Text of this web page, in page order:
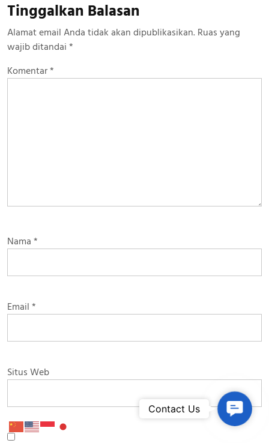
Tinggalkan Balasan
Alamat email Anda tidak akan dipublikasikan. Ruas yang
wajib ditandai *
Komentar*
Nama *
Email *
Situs Web
Contact Us